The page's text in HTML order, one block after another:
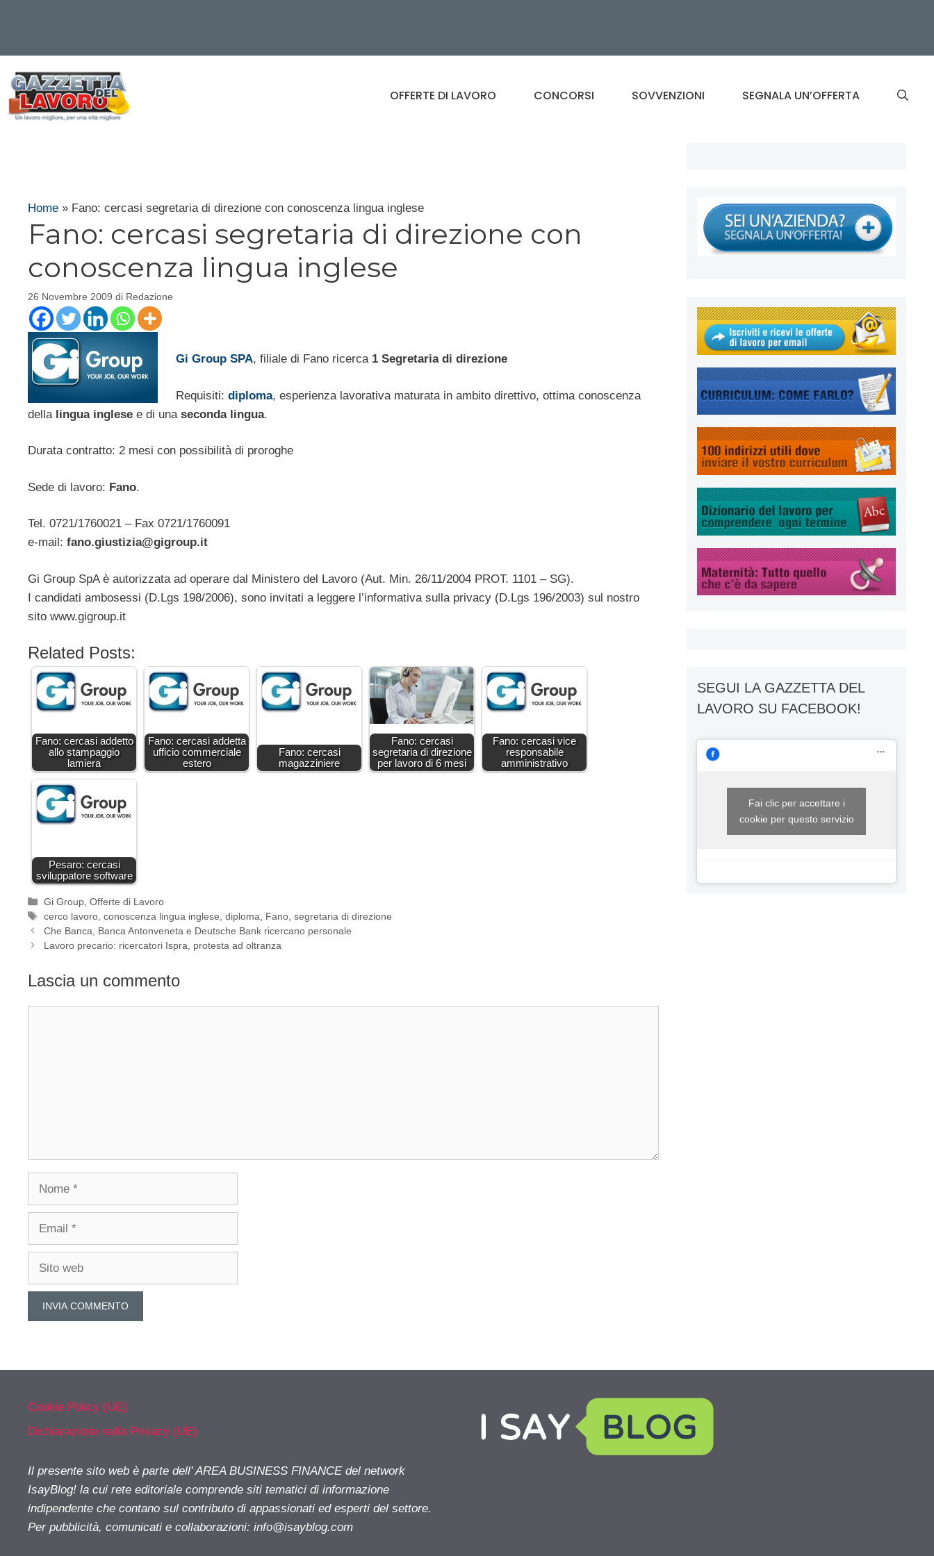
contenuto
OFFERTE DI LAVORO CONCORSI SOVVENZIONI SEGNALA UN’OFFERTA
Home » Fano: cercasi segretaria di direzione con conoscenza lingua inglese
Fano: cercasi segretaria di direzione con
conoscenza lingua inglese
26 Novembre 2009 di Redazione
Gi Group SPA, filiale di Fano ricerca 1 Segretaria di direzione
Requisiti: diploma, esperienza lavorativa maturata in ambito direttivo, ottima conoscenza
della lingua inglese e di una seconda lingua.
Durata contratto: 2 mesi con possibilità di proroghe
Sede di lavoro: Fano.
Tel. 0721/1760021 – Fax 0721/1760091
e-mail: fano.giustizia@gigroup.it
Gi Group SpA è autorizzata ad operare dal Ministero del Lavoro (Aut. Min. 26/11/2004 PROT. 1101 – SG).
I candidati ambosessi (D.Lgs 198/2006), sono invitati a leggere l’informativa sulla privacy (D.Lgs 196/2003) sul nostro
sito www.gigroup.it
Related Posts:
Fano: cercasi addetto
allo stampaggio
lamiera
Fano: cercasi addetta
ufficio commerciale
estero
Fano: cercasi
magazziniere
Fano: cercasi
segretaria di direzione
per lavoro di 6 mesi
Fano: cercasi vice
responsabile
amministrativo
Pesaro: cercasi
sviluppatore software
Categorie
Gi Group ,Offerte di Lavoro
Tag
cerco lavoro ,conoscenza lingua inglese ,diploma Fano ,segretaria di direzione
Che Banca, Banca Antonveneta e Deutsche Bank ricercano personale
Lavoro precario: ricercatori Ispra, protesta ad oltranza
Lascia un commento
SEGUI LA GAZZETTA DEL
LAVORO SU FACEBOOK!
Fai clic per accettare i
cookie per questo servizio
Cookie Policy (UE)
Dichiarazione sulla Privacy (UE)
Il presente sito web è parte dell' AREA BUSINESS FINANCE del network
IsayBlog! la cui rete editoriale comprende siti tematici di informazione
indipendente che contano sul contributo di appassionati ed esperti del settore.
Per pubblicità, comunicati e collaborazioni: info@isayblog.com